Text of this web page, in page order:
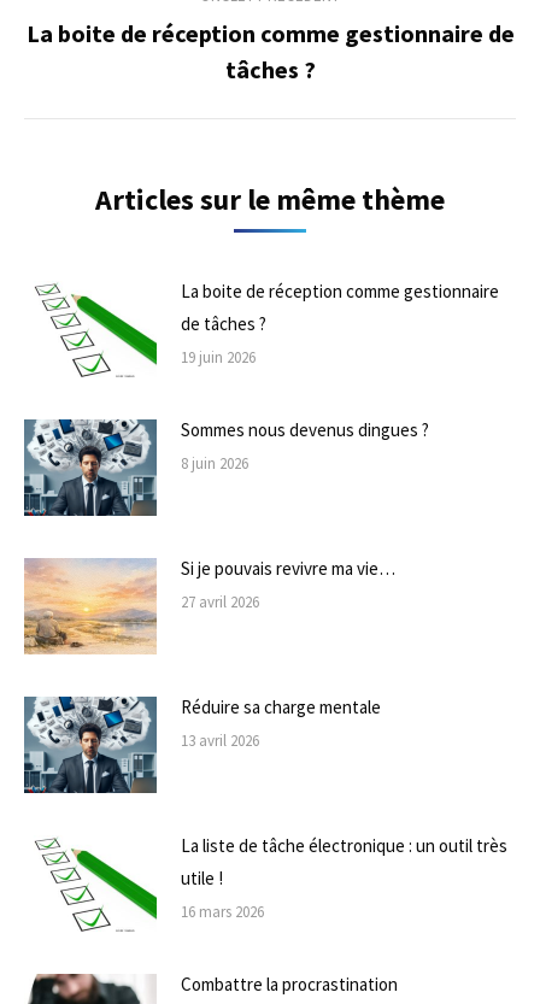
de
commentaire
Onglet
précédent
La boite de réception comme gestionnaire de
tâches ?
Articles sur le même thème
La boite de réception comme gestionnaire
de tâches ?
19 juin 2026
Sommes nous devenus dingues ?
8 juin 2026
Si je pouvais revivre ma vie…
27 avril 2026
Réduire sa charge mentale
13 avril 2026
La liste de tâche électronique : un outil très
utile !
16 mars 2026
Combattre la procrastination